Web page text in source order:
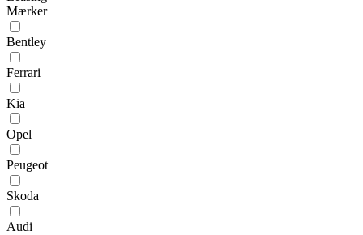
Mærker
Bentley
Ferrari
Kia
Opel
Peugeot
Skoda
Audi